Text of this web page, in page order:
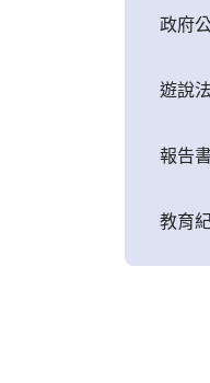
政府
遊說
報告
教育